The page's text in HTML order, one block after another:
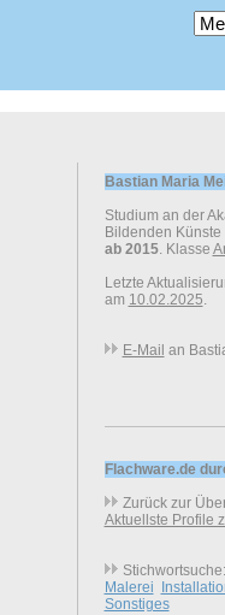
Bastian Maria
Studium an der
Bildenden
ab 2015. Klasse
Letzte
am 10.02.2025.
E-Mail an
Flachware.de
Zurück zur
Aktuellste Profile
Stichwortsuche:
Malerei
Sonstiges